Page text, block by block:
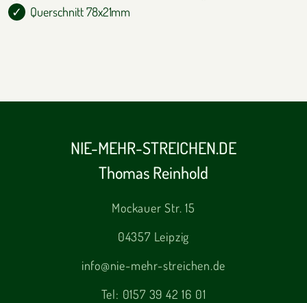
Querschnitt 78x21mm
NIE-MEHR-STREICHEN.DE
Thomas Reinhold
Mockauer Str. 15
04357 Leipzig
info@nie-mehr-streichen.de
Tel: 0157 39 42 16 01